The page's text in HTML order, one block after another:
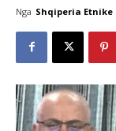
Nga Shqiperia Etnike